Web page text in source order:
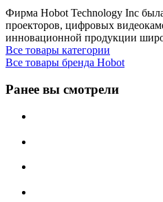
Фирма Hobot Technology Inc
проекторов, цифровых
инновационной продукции
Все товары категории
Все товары бренда Hobot
Ранее вы смотрели